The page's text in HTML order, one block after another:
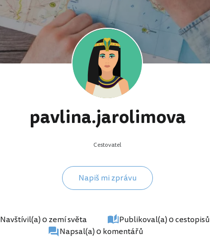
pavlina.jarolimova
Cestovatel
Napiš mi zprávu
Navštívil(a) 0 zemí světa Publikoval(a) 0 cestopisů
Napsal(a) 0 komentářů